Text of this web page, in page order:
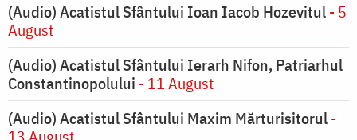
(Audio) Acatistul Sfântului Ioan Iacob Hozevitul- 5
August
(Audio) Acatistul Sfântului Ierarh Nifon, Patriarhul
Constantinopolului - 11 August
(Audio) Acatistul Sfântului Maxim Mărturisitorul-